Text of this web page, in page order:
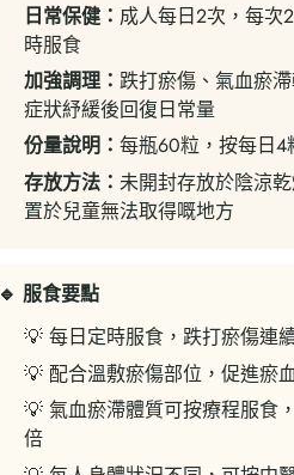
日常保健： 成人每日2次，每次
時服食
加強調理：跌打瘀傷、氣血瘀
症狀紓緩後回復日常量
份量說明：每瓶60粒，按每日4
存放方法：未開封存放於陰涼
置於兒童無法取得嘅地方
🔹 服食要點
💡 每日定時服食，跌打瘀傷連
💡 配合溫敷瘀傷部位，促進瘀
💡 氣血瘀滯體質可按療程服食
倍